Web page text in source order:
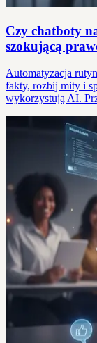
Czy chatboty
szokującą
Automatyzacja
fakty, rozbij mity i
wykorzystują AI.